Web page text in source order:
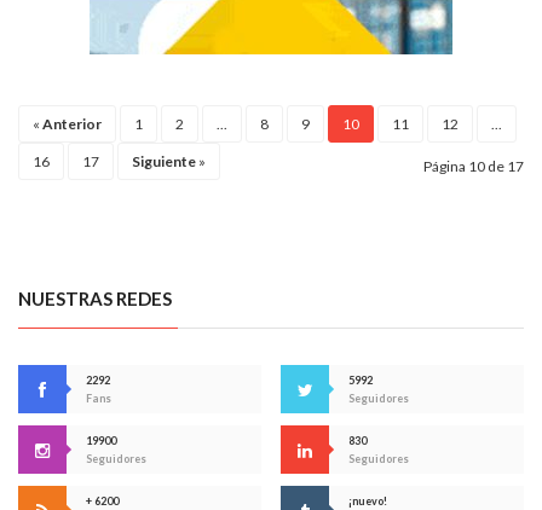
« Anterior 1 2 8 9 10 11 12
16 17 Siguiente » Página 10 de 17
NUESTRAS REDES
2292
Fans
5992
Seguidores
19900
Seguidores
830
Seguidores
+ 6200 ¡nuevo!